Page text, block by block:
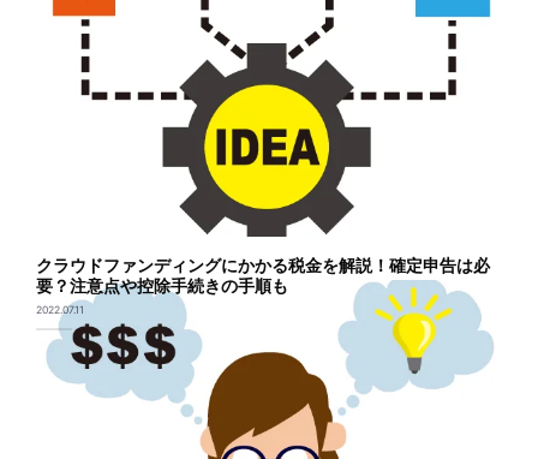
クラウドファンディングにかかる税金を解説！確定申告は必
要？注意点や控除手続きの手順も
2022.07.11